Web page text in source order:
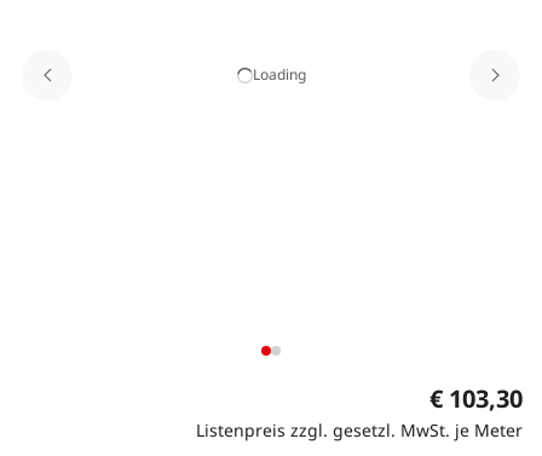
Loading
€ 103,30
Listenpreis zzgl. gesetzl. MwSt. je Meter